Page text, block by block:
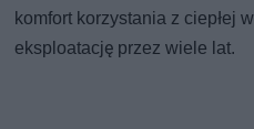
komfort korzystania z ciepłej
eksploatację przez wiele lat.